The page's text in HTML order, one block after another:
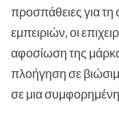
προσπάθειες για
εμπειριών, οι
αφοσίωση της
πλοήγηση σε
σε μια